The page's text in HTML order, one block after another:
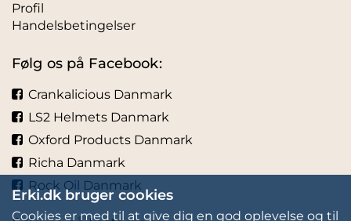
Profil
Handelsbetingelser
Følg os på Facebook:
Crankalicious Danmark
LS2 Helmets Danmark
Oxford Products Danmark
Richa Danmark
Rock Oil Danmark
Erki.dk bruger cookies
Cookies er med til at give dig en god oplevelse og til